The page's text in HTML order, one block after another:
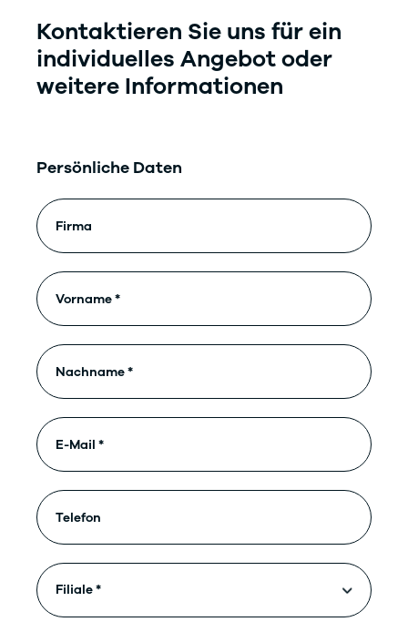
Kontaktieren Sie uns für ein
individuelles Angebot oder
weitere Informationen
Persönliche Daten